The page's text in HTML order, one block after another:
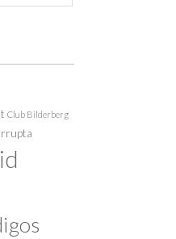
Club Bilderberg